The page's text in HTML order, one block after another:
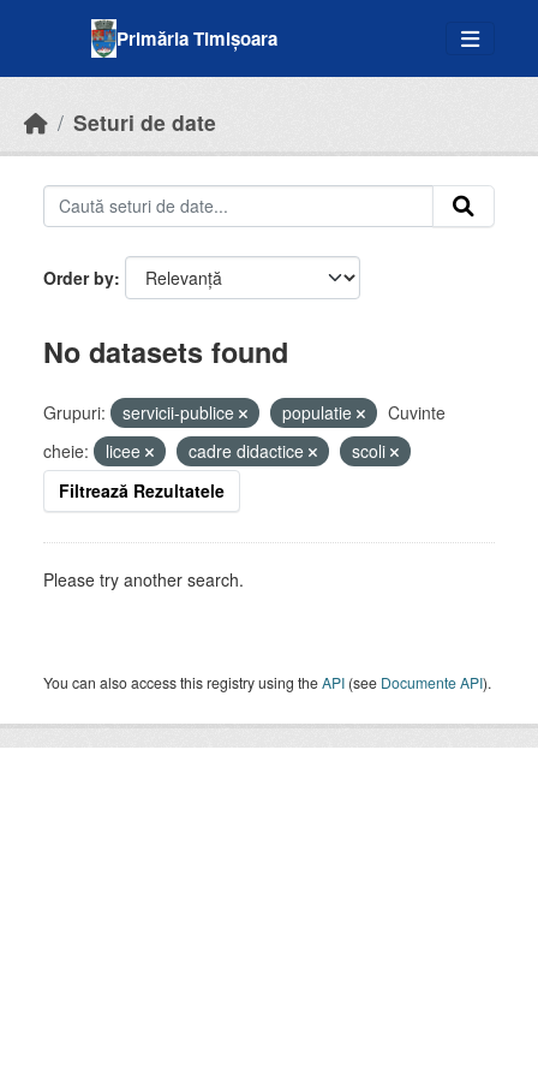
Primăria Timișoara
Seturi de date
Order by
No datasets found
Grupuri: servicii-publice populatie
Cuvinte
cheie:
licee cadre didactice
scoli
Filtrează Rezultatele
Please try another search.
You can also access this registry using theAPI (see Documente API).